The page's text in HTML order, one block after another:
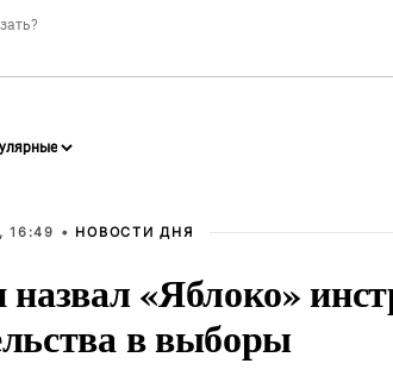
16:49 • НОВОСТИ ДНЯ
«Яблоко»
в выборы